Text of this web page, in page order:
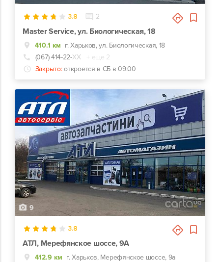
3.8 2
Master Service, ул. Биологическая, 18
410.1 км г. Харьков, ул. Биологическая, 18
(067) 414-22-ХХ
+ еще 2
Закрыто: откроется в СБ в 09:00
9
3.8
АТЛ, Мерефянское шоссе, 9А
412.9 км г. Харьков, Мерефянское шоссе, 9а